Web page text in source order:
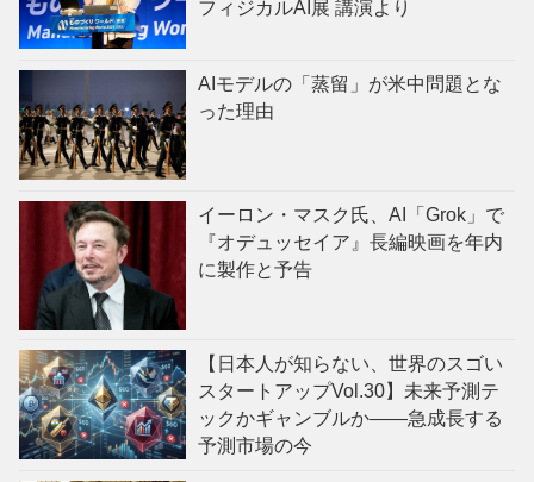
フィジカルAI展 講演より
AIモデルの「蒸留」が米中問題とな
った理由
イーロン・マスク氏、AI「Grok」で
『オデュッセイア』長編映画を年内
に製作と予告
【日本人が知らない、世界のスゴい
スタートアップVol.30】未来予測テ
ックかギャンブルか——急成長する
予測市場の今